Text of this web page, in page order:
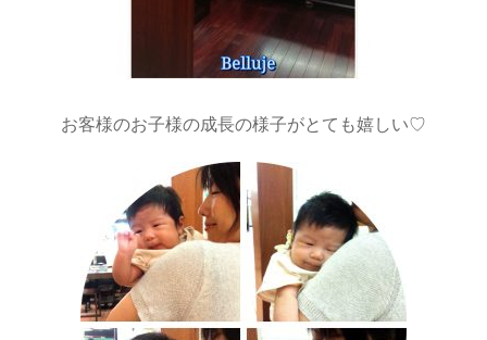
お客様のお子様の成長の様子がとても嬉しい♡